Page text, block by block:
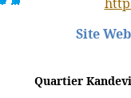
Site
Quartier